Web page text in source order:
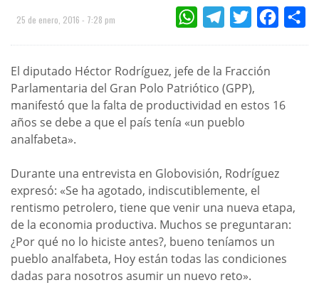
25 de enero, 2016 - 7:28 pm WHATSAPPTELEGRAMTWITTER
El diputado Héctor Rodríguez, jefe de la Fracción
Parlamentaria del Gran Polo Patriótico (GPP),
manifestó que la falta de productividad en estos 16
años se debe a que el país tenía «un pueblo
analfabeta».
Durante una entrevista en Globovisión, Rodríguez
expresó: «Se ha agotado, indiscutiblemente, el
rentismo petrolero, tiene que venir una nueva etapa,
de la economia productiva. Muchos se preguntaran:
¿Por qué no lo hiciste antes?, bueno teníamos un
pueblo analfabeta, Hoy están todas las condiciones
dadas para nosotros asumir un nuevo reto».